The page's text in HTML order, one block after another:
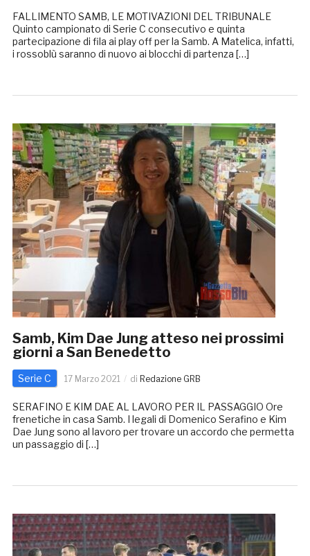
FALLIMENTO SAMB, LE MOTIVAZIONI DEL TRIBUNALE
Quinto campionato di Serie C consecutivo e quinta
partecipazione di fila ai play off per la Samb. A Matelica, infatti,
i rossoblù saranno di nuovo ai blocchi di partenza […]
Samb, Kim Dae Jung atteso nei prossimi
giorni a San Benedetto
Serie C 17 Marzo 2021 di Redazione GRB
SERAFINO E KIM DAE AL LAVORO PER IL PASSAGGIO Ore
frenetiche in casa Samb. I legali di Domenico Serafino e Kim
Dae Jung sono al lavoro per trovare un accordo che permetta
un passaggio di […]